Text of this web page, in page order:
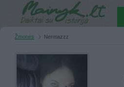
Žmonės Nermazzz